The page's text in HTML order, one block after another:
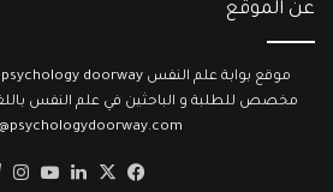
عن الموقع
مخصص للطلبة و الباحثين في علم النفس باللغة
فيسبوك
‫X لينكدإن